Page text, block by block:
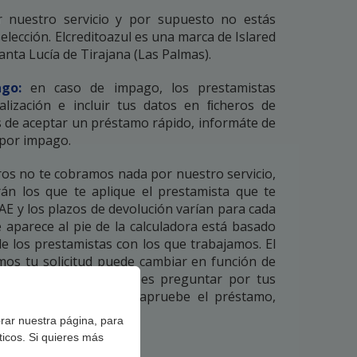
nuestra página, para
Si quieres más
nuestro servicio y por supuesto no estás
Elcreditoazul es una marca de Islared
Lucía de Tirajana (Las Palmas).
en caso de impago, los prestamistas
e incluir tus datos en ﬁcheros de
de aceptar un préstamo rápido, informáte de
impago.
no te cobramos nada por nuestro servicio,
los que te aplique el prestamista que te
y los plazos de devolución varían para cada
al pie de la calculadora está basado
los prestamistas con los que trabajamos. El
tu solicitud puede cambiar en función de
por lo que debes preguntar por tus
prestamista que te apruebe el préstamo,